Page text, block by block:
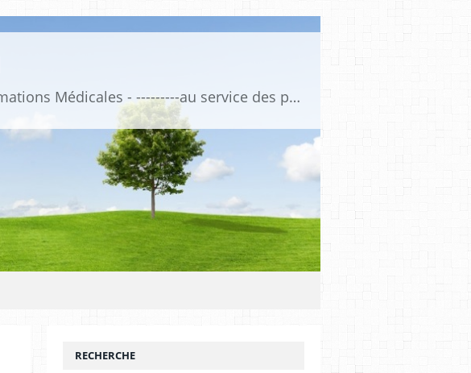
Association de Formation Médicale Continue - Formation et Informations Médicales - ---------au service des professionnels de santé et de la santé ------------ depuis 1974
RECHERCHE